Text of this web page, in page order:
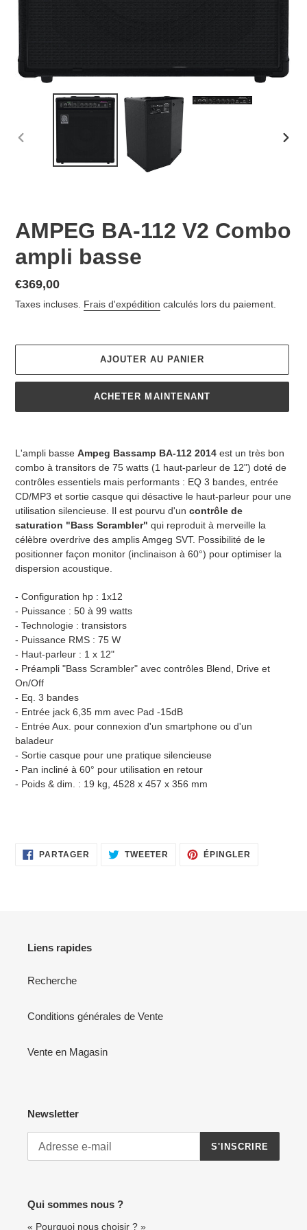
PRÉCÉDENTE
AMPEG BA-112 V2 Combo
ampli basse
Prix
normal
€369,00
Taxes incluses. Frais d'expédition calculés lors du paiement.
AJOUTER AU PANIER
ACHETER MAINTENANT
produit
L'ampli basse Ampeg Bassamp BA-112 2014 est un très bon
combo à transitors de 75 watts (1 haut-parleur de 12") doté de
contrôles essentiels mais performants : EQ 3 bandes, entrée
CD/MP3 et sortie casque qui désactive le haut-parleur pour une
utilisation silencieuse. Il est pourvu d'un contrôle de
saturation "Bass Scrambler" qui reproduit à merveille la
célèbre overdrive des amplis Amgeg SVT. Possibilité de le
positionner façon monitor (inclinaison à 60°) pour optimiser la
dispersion acoustique.
- Configuration hp : 1x12
- Puissance : 50 à 99 watts
- Technologie : transistors
- Puissance RMS : 75 W
- Haut-parleur : 1 x 12"
- Préampli "Bass Scrambler" avec contrôles Blend, Drive et
On/Off
- Eq. 3 bandes
- Entrée jack 6,35 mm avec Pad -15dB
- Entrée Aux. pour connexion d'un smartphone ou d'un
baladeur
- Sortie casque pour une pratique silencieuse
- Pan incliné à 60° pour utilisation en retour
- Poids & dim. : 19 kg, 4528 x 457 x 356 mm
PARTAGER PARTAGER
SUR
TWEETER TWEETER
SUR
ÉPINGLER
Liens rapides
Recherche
Conditions générales de Vente
Vente en Magasin
Newsletter
S'INSCRIRE
Qui sommes nous ?
« Pourquoi nous choisir ? »